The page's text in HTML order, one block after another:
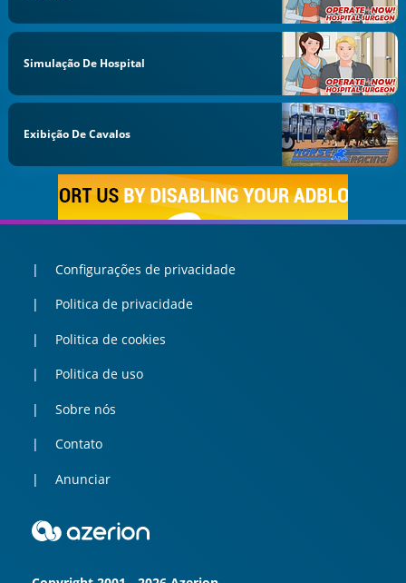
Simulação De Hospital
Exibição De Cavalos
Configurações de privacidade
Politica de privacidade
Politica de cookies
Politica de uso
Sobre nós
Contato
Anunciar